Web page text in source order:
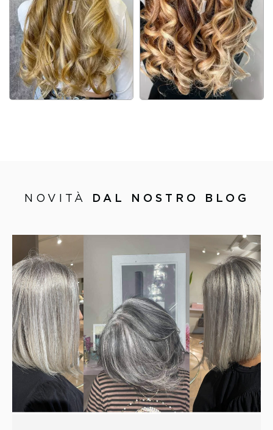
NOVITÀ DAL NOSTRO BLOG